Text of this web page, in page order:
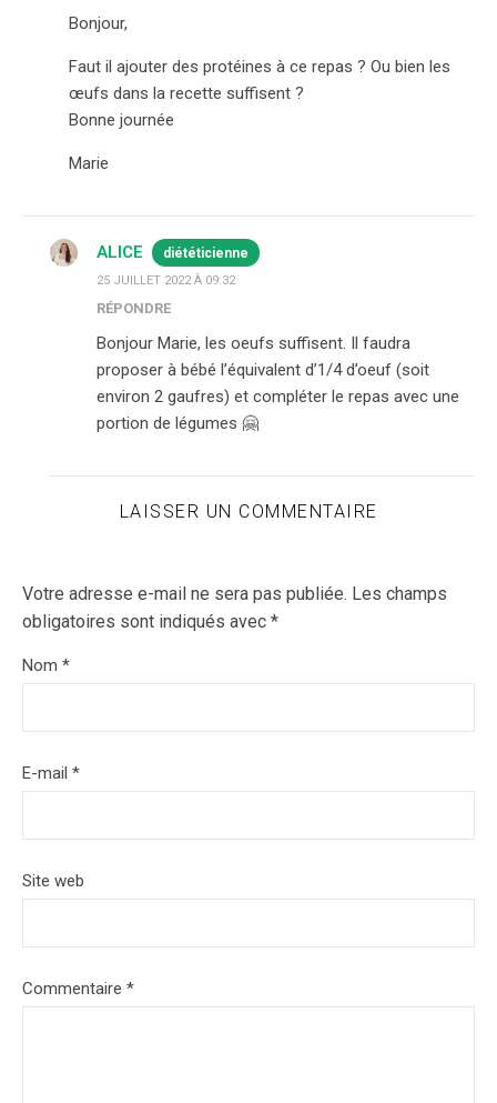
Bonjour,
Faut il ajouter des protéines à ce repas ? Ou bien les
œufs dans la recette suffisent ?
Bonne journée
Marie
ALICE diététicienne
25 JUILLET 2022 À 09:32
RÉPONDRE
Bonjour Marie, les oeufs suffisent. Il faudra
proposer à bébé l’équivalent d’1/4 d’oeuf (soit
environ 2 gaufres) et compléter le repas avec une
portion de légumes 🤗
LAISSER UN COMMENTAIRE
Votre adresse e-mail ne sera pas publiée. Les champs
obligatoires sont indiqués avec *
Nom *
E-mail *
Site web
Commentaire *